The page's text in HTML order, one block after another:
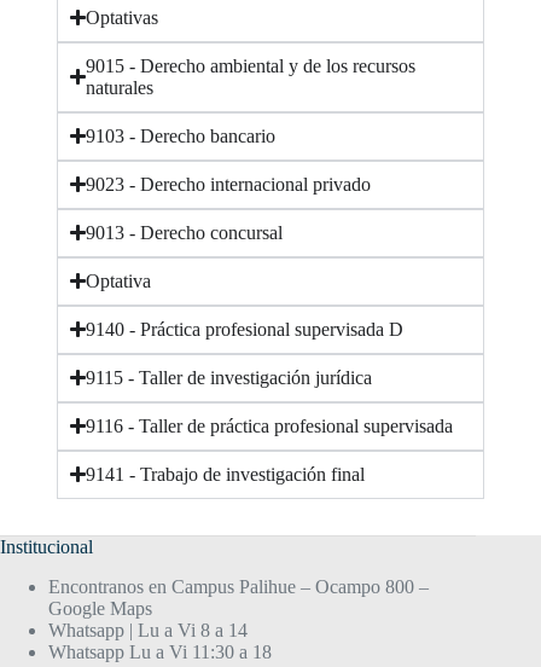
Optativas
9015 - Derecho ambiental y de los recursos
naturales
9103 - Derecho bancario
9023 - Derecho internacional privado
9013 - Derecho concursal
Optativa
9140 - Práctica profesional supervisada D
9115 - Taller de investigación jurídica
9116 - Taller de práctica profesional supervisada
9141 - Trabajo de investigación final
Institucional
Encontranos en Campus Palihue – Ocampo 800 –
Google Maps
Whatsapp | Lu a Vi 8 a 14
Whatsapp Lu a Vi 11:30 a 18